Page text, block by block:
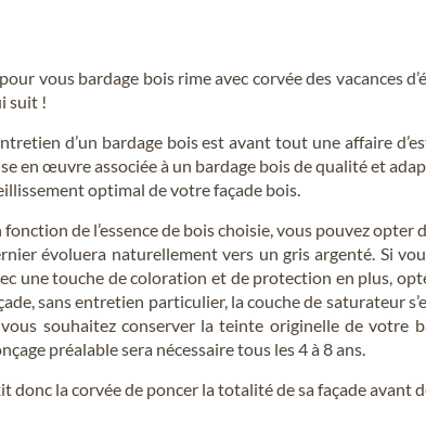
vous bardage bois rime avec corvée des vacances
suit !
d’un bardage bois est avant tout une affaire
en œuvre associée à un bardage bois de qualité et
optimal de votre façade bois.
fonction de l’essence de bois choisie, vous pouvez
évoluera naturellement vers un gris argenté. Si
une touche de coloration et de protection en plus,
sans entretien particulier, la couche de saturateur
souhaitez conserver la teinte originelle de votre
préalable sera nécessaire tous les 4 à 8 ans.
donc la corvée de poncer la totalité de sa façade avant